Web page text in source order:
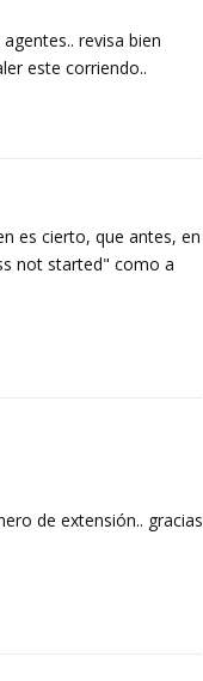
revisa bien
este corriendo..
es cierto, que antes, en
not started" como a
de extensión.. gracias